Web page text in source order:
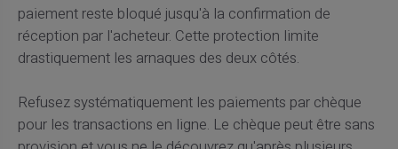
paiement reste bloqué jusqu'à la confirmation de
réception par l'acheteur. Cette protection limite
drastiquement les arnaques des deux côtés.
Refusez systématiquement les paiements par chèque
pour les transactions en ligne. Le chèque peut être sans